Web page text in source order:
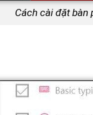
Cách cài đặt bàn